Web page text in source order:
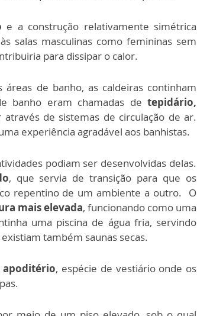
e a construção relativamente simétrica
salas masculinas como femininas sem
para dissipar o calor.
áreas de banho, as caldeiras continham
banho eram chamadas de tepidário,
de sistemas de circulação de ar.
experiência agradável aos banhistas.
podiam ser desenvolvidas delas.
, que servia de transição para que os
repentino de um ambiente a outro. O
mais elevada, funcionando como uma
uma piscina de água fria, servindo
também saunas secas.
apoditério, espécie de vestiário onde os